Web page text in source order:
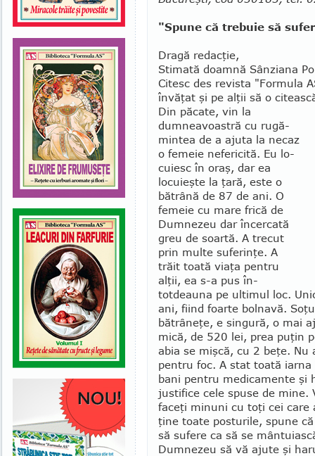
"Spune că trebuie să
Dragă redacţie,
Stimată doamnă Sânziana
Citesc des revista "Formula
învăţat şi pe alţii să o
Din păcate, vin la
dumneavoastră cu ru­gă­­
min­tea de a ajuta la ne­caz
o femeie nefe­ricită. Eu lo­
cuiesc în oraş, dar ea
locuieşte la ţară, este o
bătrână de 87 de ani. O
femeie cu mare frică de
Dumnezeu dar în­cer­cată
greu de soartă. A trecut
prin multe su­fe­rinţe. A
trăit toată viaţa pentru
alţii, ea s-a pus în­
totdeauna pe ultimul loc.
ani, fiind foarte bolnavă.
bătrâneţe, e sin­gură, o mai
mică, de 520 lei, prea puţin
abia se mişcă, cu 2 beţe.
pentru foc. A stat toată
bani pentru me­dicamente şi
jus­tifice cele spuse de mine.
faceţi minuni cu toţi cei ca­re
ţine toate pos­turile, spune
să su­fere ca să se
Dumnezeu să vă ajute şi